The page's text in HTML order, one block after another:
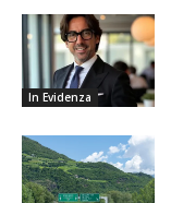
In Evidenza